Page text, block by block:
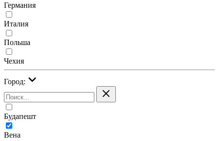
Германия
Италия
Польша
Чехия
Город:
Будапешт
Вена